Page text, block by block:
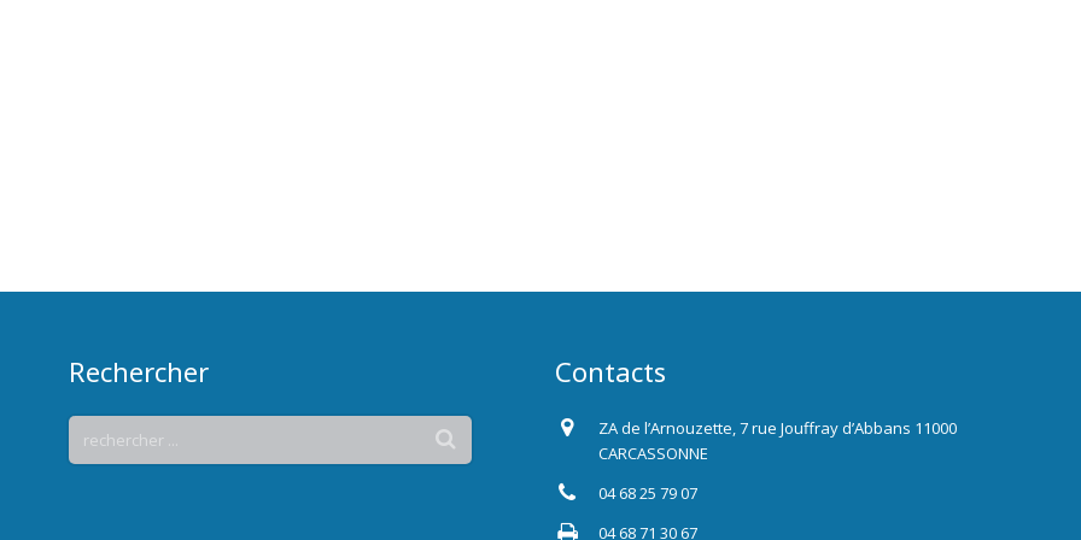
Rechercher Contacts
ZA de l’Arnouzette, 7 rue Jouffray d’Abbans 11000
CARCASSONNE
04 68 25 79 07
04 68 71 30 67